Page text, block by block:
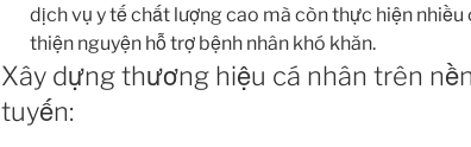
dịch vụ y tế chất lượng cao mà còn thực hiện
thiện nguyện hỗ trợ bệnh nhân khó khăn.
Xây dựng thương hiệu cá nhân trên
tuyến: